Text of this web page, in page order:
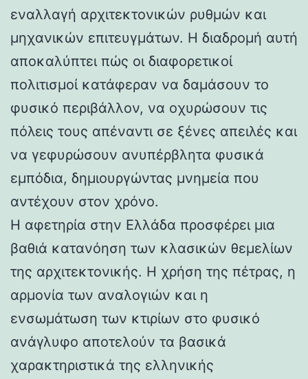
εναλλαγή αρχιτεκτονικών ρυθμών και
μηχανικών επιτευγμάτων. Η διαδρομή αυτή
αποκαλύπτει πώς οι διαφορετικοί
πολιτισμοί κατάφεραν να δαμάσουν το
φυσικό περιβάλλον, να οχυρώσουν τις
πόλεις τους απέναντι σε ξένες απειλές και
να γεφυρώσουν ανυπέρβλητα φυσικά
εμπόδια, δημιουργώντας μνημεία που
αντέχουν στον χρόνο.
Η αφετηρία στην Ελλάδα προσφέρει μια
βαθιά κατανόηση των κλασικών θεμελίων
της αρχιτεκτονικής. Η χρήση της πέτρας, η
αρμονία των αναλογιών και η
ενσωμάτωση των κτιρίων στο φυσικό
ανάγλυφο αποτελούν τα βασικά
χαρακτηριστικά της ελληνικής